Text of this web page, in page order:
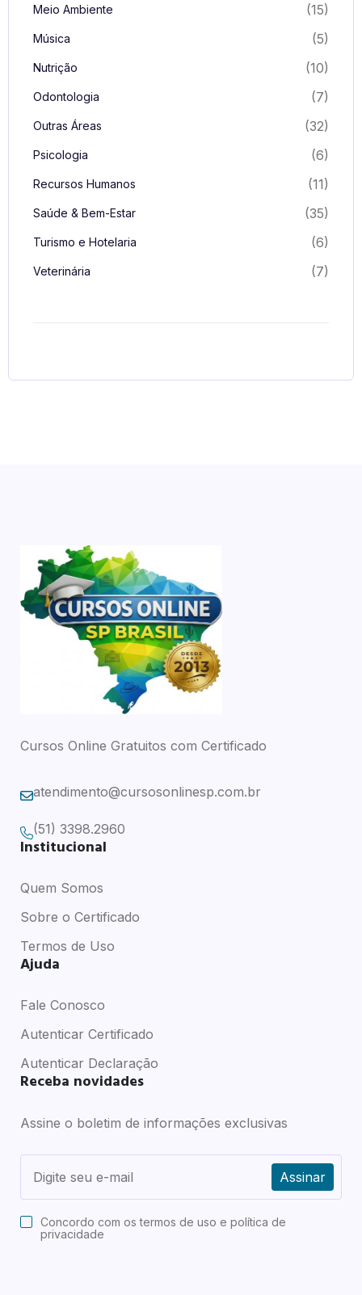
Meio Ambiente (15)
Música (5)
Nutrição (10)
Odontologia (7)
Outras Áreas (32)
Psicologia (6)
Recursos Humanos (11)
Saúde & Bem-Estar (35)
Turismo e Hotelaria (6)
Veterinária (7)
Cursos Online Gratuitos com Certificado
atendimento@cursosonlinesp.com.br
(51) 3398.2960
Institucional
Quem Somos
Sobre o Certificado
Termos de Uso
Ajuda
Fale Conosco
Autenticar Certificado
Autenticar Declaração
Receba novidades
Assine o boletim de informações exclusivas
Assinar
Concordo com ostermos de uso e política de
privacidade